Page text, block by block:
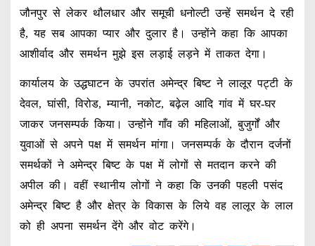
जौनपुर से लेकर थौलधार और समूची धनोल्टी उन्हें समर्थन दे रही
है, यह सब आपका प्यार और दुलार है। उन्होंने कहा कि आपका
आशीर्वाद और समर्थन मुझे इस लड़ाई लड़ने में ताकत देगा।
कार्यालय के उद्धघाटन के उपरांत अमेन्द्र बिष्ट ने लालूर पट्टी के
देवल, घांसी, विरोड, म्यानी, नकोट, बढ़ेल आदि गांव में घर-घर
जाकर जनसम्पर्क किया। उन्होंने गाँव की महिलाओं, बुजुर्गों और
युवाओं से अपने पक्ष में समर्थन मांगा। जनसम्पर्क के दौरान दर्जनों
समर्थकों ने अमेन्द्र बिष्ट के पक्ष में लोगों से मतदान करने की
अपील की। वहीं स्थानीय लोगों ने कहा कि उनकी पहली पसंद
अमेन्द्र बिष्ट है और क्षेत्र के विकास के लिये वह लालूर के लाल
को ही अपना समर्थन देंगे और वोट करेंगे।